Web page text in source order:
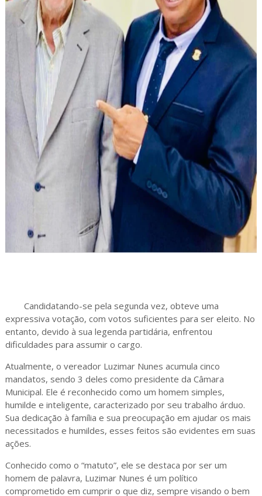
Candidatando-se pela segunda vez, obteve uma
expressiva votação, com votos suficientes para ser eleito. No
entanto, devido à sua legenda partidária, enfrentou
dificuldades para assumir o cargo.
Atualmente, o vereador Luzimar Nunes acumula cinco
mandatos, sendo 3 deles como presidente da Câmara
Municipal. Ele é reconhecido como um homem simples,
humilde e inteligente, caracterizado por seu trabalho árduo.
Sua dedicação à família e sua preocupação em ajudar os mais
necessitados e humildes, esses feitos são evidentes em suas
ações.
Conhecido como o “matuto”, ele se destaca por ser um
homem de palavra, Luzimar Nunes é um político
comprometido em cumprir o que diz, sempre visando o bem